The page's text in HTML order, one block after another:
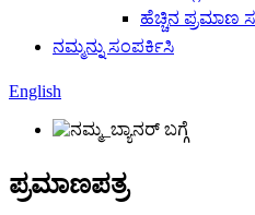
ಹೆಚ್ಚಿನ ಪ್ರಮಾಣ
ನಮ್ಮನ್ನು ಸಂಪರ್ಕಿಸಿ
English
ಪ್ರಮಾಣಪತ್ರ